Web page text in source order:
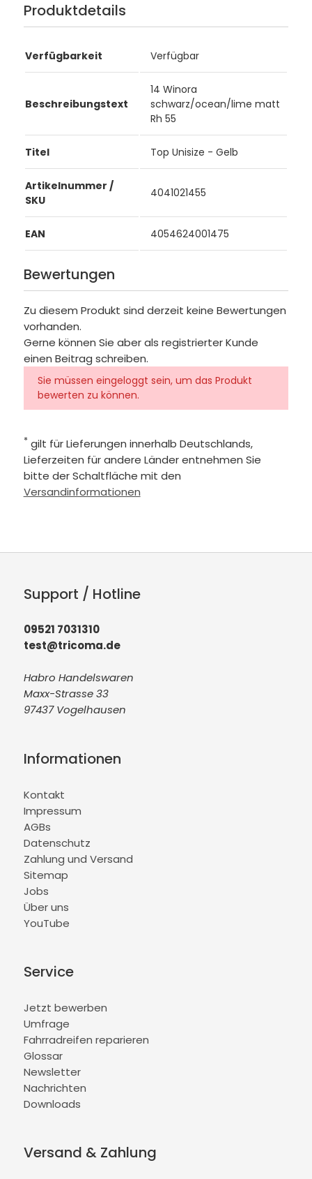
Produktdetails
Verfügbarkeit Verfügbar
Beschreibungstext
14 Winora
schwarz/ocean/lime matt
Rh 55
Titel Top Unisize - Gelb
Artikelnummer /
SKU
4041021455
EAN 4054624001475
Bewertungen
Zu diesem Produkt sind derzeit keine Bewertungen
vorhanden.
Gerne können Sie aber als registrierter Kunde
einen Beitrag schreiben.
Sie müssen eingeloggt sein, um das Produkt
bewerten zu können.
* gilt für Lieferungen innerhalb Deutschlands,
Lieferzeiten für andere Länder entnehmen Sie
bitte der Schaltfläche mit den
Versandinformationen
Support / Hotline
09521 7031310
test@tricoma.de
Habro Handelswaren
Maxx-Strasse 33
97437 Vogelhausen
Informationen
Kontakt
Impressum
AGBs
Datenschutz
Zahlung und Versand
Sitemap
Jobs
Über uns
YouTube
Service
Jetzt bewerben
Umfrage
Fahrradreifen reparieren
Glossar
Newsletter
Nachrichten
Downloads
Versand & Zahlung